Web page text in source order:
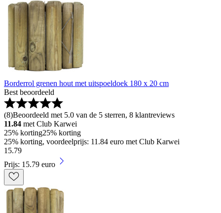
Borderrol grenen hout met uitspoeldoek 180 x 20 cm
Best beoordeeld
(8)Beoordeeld met 5.0 van de 5 sterren, 8 klantreviews
11.84 met Club Karwei
25% korting25% korting
25% korting, voordeelprijs: 11.84 euro met Club Karwei
15.79
Prijs: 15.79 euro